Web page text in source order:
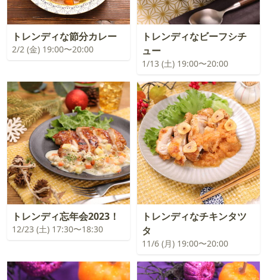
トレンディな節分カレー
2/2 (金) 19:00〜20:00
トレンディなビーフシチ
ュー
1/13 (土) 19:00〜20:00
トレンディ忘年会2023！
12/23 (土) 17:30〜18:30
トレンディなチキンタツ
タ
11/6 (月) 19:00〜20:00